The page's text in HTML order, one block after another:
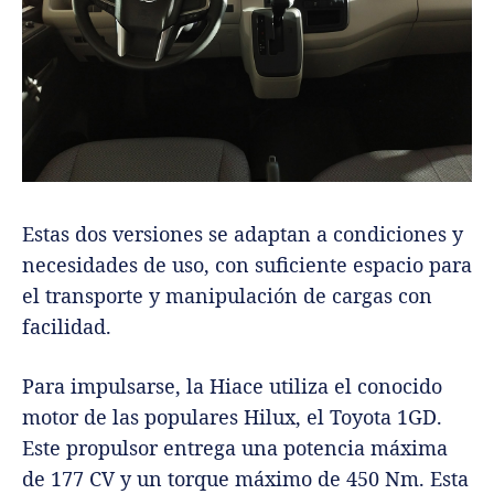
Estas dos versiones se adaptan a condiciones y
necesidades de uso, con suficiente espacio para
el transporte y manipulación de cargas con
facilidad.
Para impulsarse, la Hiace utiliza el conocido
motor de las populares Hilux, el Toyota 1GD.
Este propulsor entrega una potencia máxima
de 177 CV y un torque máximo de 450 Nm. Esta